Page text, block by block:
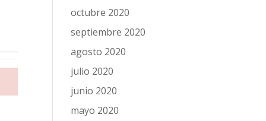
octubre 2020
septiembre 2020
agosto 2020
julio 2020
junio 2020
mayo 2020